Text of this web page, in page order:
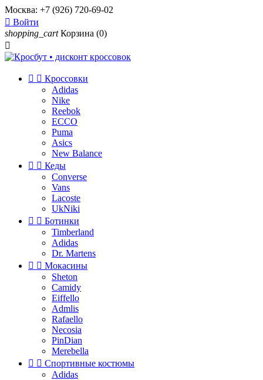
Москва: +7 (926) 720-69-02
 Войти
shopping_cart Корзина (0)

  Кроссовки
Adidas
Nike
Reebok
ECCO
Puma
Asics
New Balance
  Кеды
Converse
Vans
Lacoste
UkNiki
  Ботинки
Timberland
Adidas
Dr. Martens
  Мокасины
Sheton
Camidy
Eiffello
Admlis
Rafaello
Necosia
PinDian
Merebella
  Спортивные костюмы
Adidas